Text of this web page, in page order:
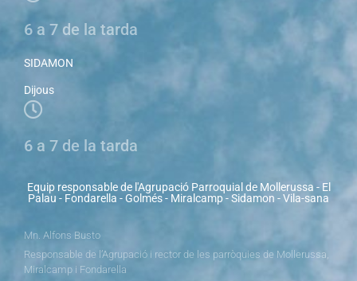
6 a 7 de la tarda
SIDAMON
Dijous
6 a 7 de la tarda
Equip responsable de l'Agrupació Parroquial de Mollerussa - El
Palau - Fondarella - Golmés - Miralcamp - Sidamon - Vila-sana
Mn. Alfons Busto
Responsable de l’Agrupació i rector de les parròquies de Mollerussa,
Miralcamp i Fondarella